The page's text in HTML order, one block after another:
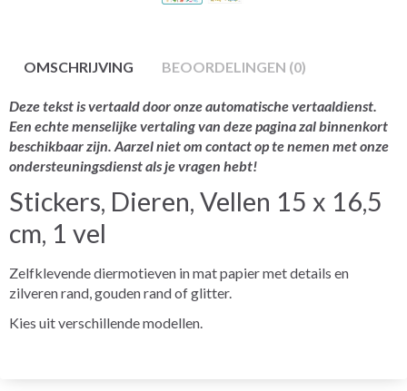
OMSCHRIJVING BEOORDELINGEN (0)
Deze tekst is vertaald door onze automatische vertaaldienst.
Een echte menselijke vertaling van deze pagina zal binnenkort
beschikbaar zijn. Aarzel niet om contact op te nemen met onze
ondersteuningsdienst als je vragen hebt!
Stickers, Dieren, Vellen 15 x 16,5
cm, 1 vel
Zelfklevende diermotieven in mat papier met details en
zilveren rand, gouden rand of glitter.
Kies uit verschillende modellen.